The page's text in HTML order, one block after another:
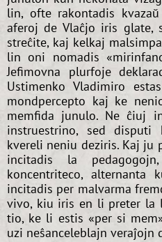
lin, ofte rakontadis
aferoj de Vlaĉjo iris
streĉite, kaj kelkaj
lin oni nomadis
Jefimovna plurfoje
Ustimenko Vladimiro
mondpercepto kaj ke
memfida junulo. Ne ĉiuj
instruestrino, sed
kvereli neniu deziris. Kaj ju
incitadis la
koncentriteco, alternanta
incitadis per malvarma
vivo, kiu iris en li preter la
tio, ke li estis «per si
uzi neŝanceleblajn veraĵojn